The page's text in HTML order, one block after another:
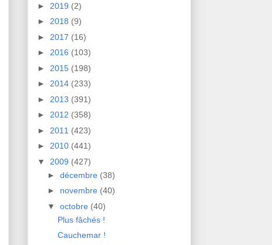
► 2019 (2)
► 2018 (9)
► 2017 (16)
► 2016 (103)
► 2015 (198)
► 2014 (233)
► 2013 (391)
► 2012 (358)
► 2011 (423)
► 2010 (441)
▼ 2009 (427)
► décembre (38)
► novembre (40)
▼ octobre (40)
Plus fâchés !
Cauchemar !